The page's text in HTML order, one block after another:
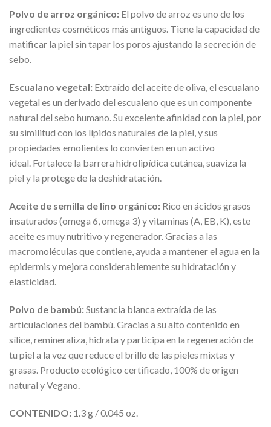
Polvo de arroz orgánico: El polvo de arroz es uno de los
ingredientes cosméticos más antiguos. Tiene la capacidad de
matificar la piel sin tapar los poros ajustando la secreción de
sebo.
Escualano vegetal: Extraído del aceite de oliva, el escualano
vegetal es un derivado del escualeno que es un componente
natural del sebo humano. Su excelente afinidad con la piel, por
su similitud con los lípidos naturales de la piel, y sus
propiedades emolientes lo convierten en un activo
ideal. Fortalece la barrera hidrolipídica cutánea, suaviza la
piel y la protege de la deshidratación.
Aceite de semilla de lino orgánico: Rico en ácidos grasos
insaturados (omega 6, omega 3) y vitaminas (A, EB, K), este
aceite es muy nutritivo y regenerador. Gracias a las
macromoléculas que contiene, ayuda a mantener el agua en la
epidermis y mejora considerablemente su hidratación y
elasticidad.
Polvo de bambú:Sustancia blanca extraída de las
articulaciones del bambú. Gracias a su alto contenido en
sílice, remineraliza, hidrata y participa en la regeneración de
tu piel a la vez que reduce el brillo de las pieles mixtas y
grasas. Producto ecológico certificado, 100% de origen
natural y Vegano.
CONTENIDO: 1.3 g / 0.045 oz.